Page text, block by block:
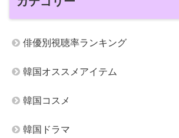
俳優別視聴率ランキング
韓国オススメアイテム
韓国コスメ
韓国ドラマ